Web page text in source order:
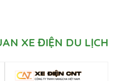
XE ĐIỆN DU LỊCH